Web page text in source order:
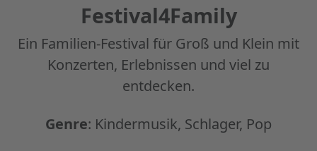
Festival4Family
Ein Familien-Festival für Groß und Klein mit
Konzerten, Erlebnissen und viel zu
entdecken.
Genre: Kindermusik, Schlager, Pop